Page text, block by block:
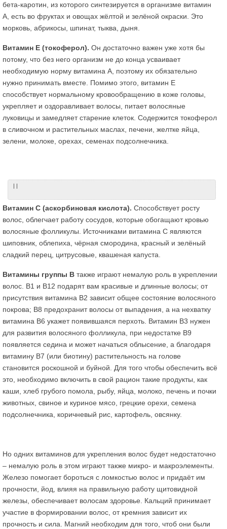
бета-каротин, из которого синтезируется в организме витамин
А, есть во фруктах и овощах жёлтой и зелёной окраски. Это
морковь, абрикосы, шпинат, тыква, дыня.
Витамин Е (токоферол). Он достаточно важен уже хотя бы
потому, что без него организм не до конца усваивает
необходимую норму витамина А, поэтому их обязательно
нужно принимать вместе. Помимо этого, витамин Е
способствует нормальному кровообращению в коже головы,
укрепляет и оздоравливает волосы, питает волосяные
луковицы и замедляет старение клеток. Содержится токоферол
в сливочном и растительных маслах, печени, желтке яйца,
зелени, молоке, орехах, семенах подсолнечника.
| |
Витамин С (аскорбиновая кислота). Способствует росту
волос, облегчает работу сосудов, которые обогащают кровью
волосяные фолликулы. Источниками витамина С являются
шиповник, облепиха, чёрная смородина, красный и зелёный
сладкий перец, цитрусовые, квашеная капуста.
Витамины группы В также играют немалую роль в укреплении
волос. В1 и В12 подарят вам красивые и длинные волосы; от
присутствия витамина В2 зависит общее состояние волосяного
покрова; В8 предохранит волосы от выпадения, а на нехватку
витамина В6 укажет появившаяся перхоть. Витамин В3 нужен
для развития волосяного фолликула, при недостатке В9
появляется седина и может начаться облысение, а благодаря
витамину В7 (или биотину) растительность на голове
становится роскошной и буйной. Для того чтобы обеспечить всё
это, необходимо включить в свой рацион такие продукты, как
каши, хлеб грубого помола, рыбу, яйца, молоко, печень и почки
животных, свиное и куриное мясо, грецкие орехи, семена
подсолнечника, коричневый рис, картофель, овсянку.
Но одних витаминов для укрепления волос будет недостаточно
– немалую роль в этом играют также микро- и макроэлементы.
Железо помогает бороться с ломкостью волос и придаёт им
прочности, йод, влияя на правильную работу щитовидной
железы, обеспечивает волосам здоровье. Кальций принимает
участие в формировании волос, от кремния зависит их
прочность и сила. Магний необходим для того, чтоб они были